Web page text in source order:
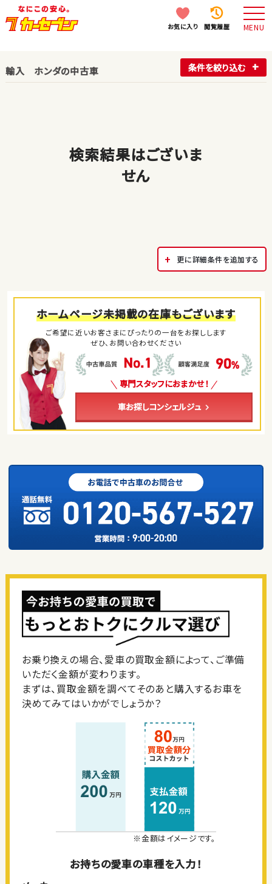
お気に入り 閲覧履歴 MENU
輸入 ホンダの中古車 条件を絞り込む
検索結果はございま
せん
更に詳細条件を追加する
ホームページ未掲載の在庫もございます
ご希望に近いお客さまにぴったりの一台をお探しします
ぜひ、お問い合わせください
専門スタッフにおまかせ！
車お探しコンシェルジュ
お乗り換えの場合、愛車の買取金額によって、ご準備
いただく金額が変わります。
まずは、買取金額を調べてそのあと購入するお車を
決めてみてはいかがでしょうか？
※金額はイメージです。
お持ちの愛車の車種を入力！